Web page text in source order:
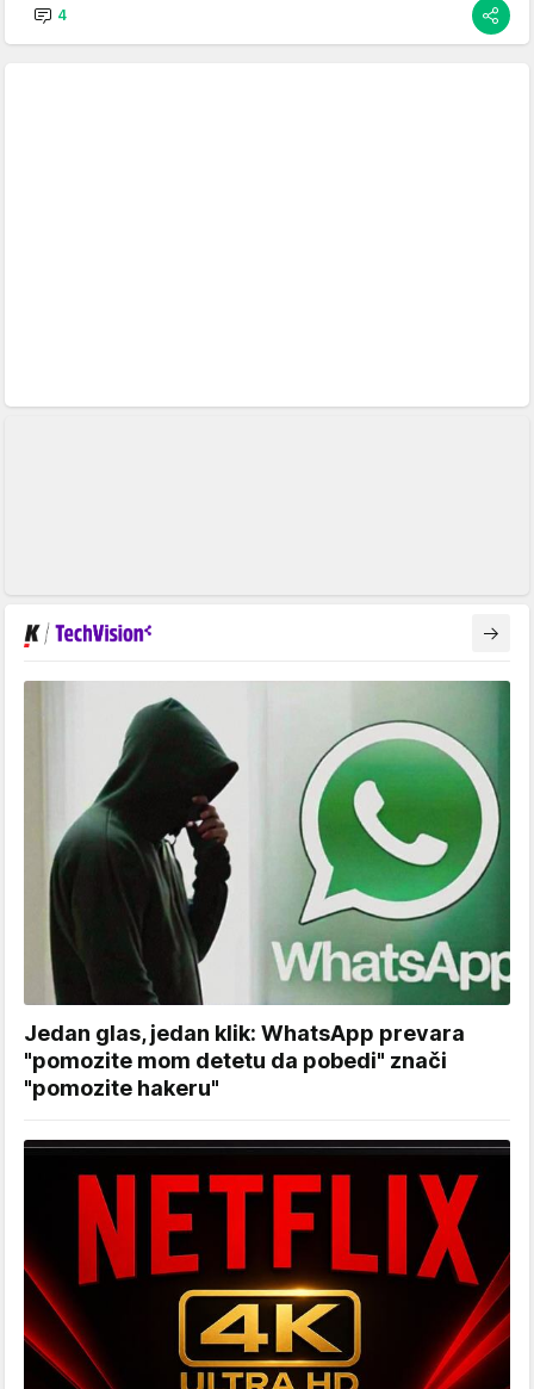
4
Jedan glas, jedan klik: WhatsApp prevara
"pomozite mom detetu da pobedi" znači
"pomozite hakeru"